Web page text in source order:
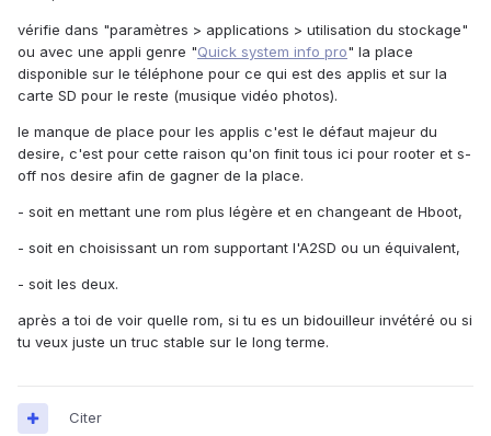
vérifie dans "paramètres > applications > utilisation du stockage"
ou avec une appli genre "Quick system info pro" la place
disponible sur le téléphone pour ce qui est des applis et sur la
carte SD pour le reste (musique vidéo photos).
le manque de place pour les applis c'est le défaut majeur du
desire, c'est pour cette raison qu'on finit tous ici pour rooter et s-
off nos desire afin de gagner de la place.
- soit en mettant une rom plus légère et en changeant de Hboot,
- soit en choisissant un rom supportant l'A2SD ou un équivalent,
- soit les deux.
après a toi de voir quelle rom, si tu es un bidouilleur invétéré ou si
tu veux juste un truc stable sur le long terme.
Citer